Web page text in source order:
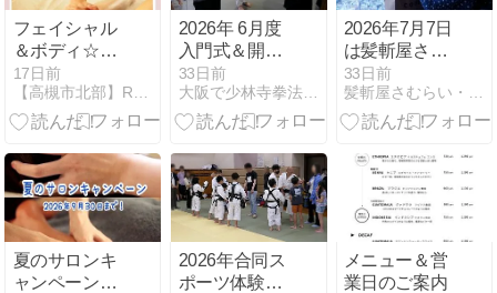
フェイシャル
＆ボディ☆お
試しレッスン
受付中！
17日前
【高槻市北部】Rapport(ラポール）アロマの教室
2026年 6月度
入門式＆開祖
忌法要
33日前
大阪で少林寺拳法 〜 金剛禅総本山少林寺 大阪高槻道院
2026年7月7日
は髪斬屋さむ
らい20周年
33日前
髪斬屋さむらい・大阪 高槻市 写真家・美容師・着付師・着付…
夏のサロンキ
ャンペーンの
2026年合同ス
ポーツ体験教
メニュー＆営
業日のご案内